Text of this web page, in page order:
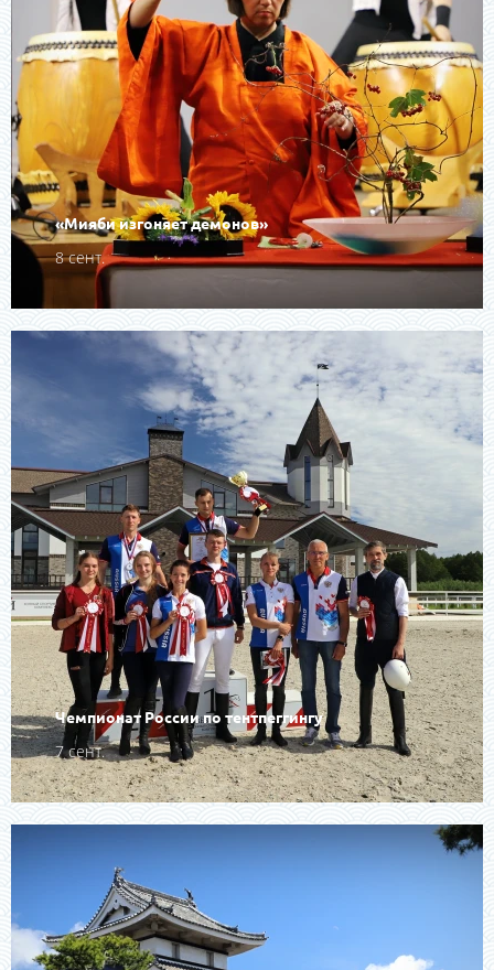
«Мияби изгоняет демонов»
8 сент.
Чемпионат России по тентпеггингу
7 сент.